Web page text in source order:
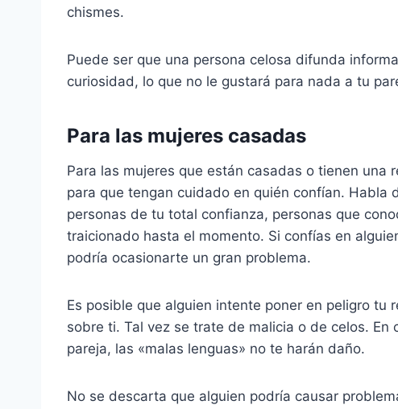
chismes.
Puede ser que una persona celosa difunda
curiosidad, lo que no le gustará para nada a tu
Para las mujeres casadas
Para las mujeres que están casadas o tienen una
para que tengan cuidado en quién confían. Habla
personas de tu total confianza, personas que
traicionado hasta el momento. Si confías en
podría ocasionarte un gran problema.
Es posible que alguien intente poner en peligro tu
sobre ti. Tal vez se trate de malicia o de celos.
pareja, las «malas lenguas» no te harán daño.
No se descarta que alguien podría causar